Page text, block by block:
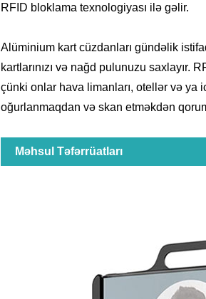
RFID bloklama texnologiyası ilə gəlir.
Alüminium kart cüzdanları gündəlik
kartlarınızı və nağd pulunuzu saxlayır.
çünki onlar hava limanları, otellər və ya
oğurlanmaqdan və skan etməkdən
Məhsul Təfərrüatları